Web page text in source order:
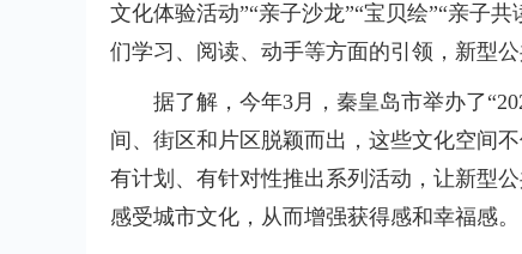
文化体验活动”“亲子沙龙”“宝贝绘”“亲子
们学习、阅读、动手等方面的引领，新型
据了解，今年3月，秦皇岛市举办了
间、街区和片区脱颖而出，这些文化空间
有计划、有针对性推出系列活动，让新型
感受城市文化，从而增强获得感和幸福感。